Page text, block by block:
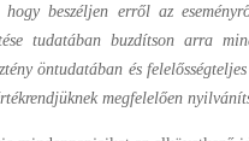
beszéljen erről az
tudatában buzdítson arra
öntudatában és
megfelelően